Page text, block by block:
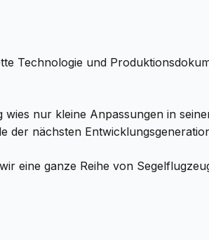
Technologie und
nur kleine Anpassungen in
der nächsten
eine ganze Reihe von